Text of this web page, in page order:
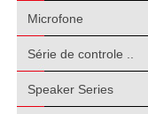
Microfone
Série de controle ..
Speaker Series